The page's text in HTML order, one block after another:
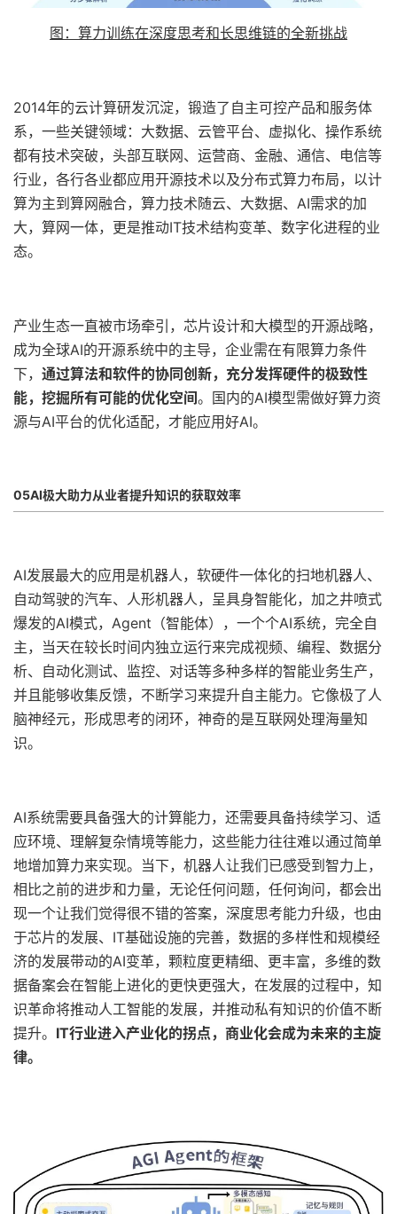
图：算力训练在深度思考和长思维链的全新挑战
2014年的云计算研发沉淀，锻造了自主可控产品和服务体
系，一些关键领域：大数据、云管平台、虚拟化、操作系统
都有技术突破，头部互联网、运营商、金融、通信、电信等
行业，各行各业都应用开源技术以及分布式算力布局，以计
算为主到算网融合，算力技术随云、大数据、AI需求的加
大，算网一体，更是推动IT技术结构变革、数字化进程的业
态。
产业生态一直被市场牵引，芯片设计和大模型的开源战略，
成为全球AI的开源系统中的主导，企业需在有限算力条件
下， 通过算法和软件的协同创新，充分发挥硬件的极致性
能，挖掘所有可能的优化空间。国内的AI模型需做好算力资
源与AI平台的优化适配，才能应用好AI。
05AI极大助力从业者提升知识的获取效率
AI发展最大的应用是机器人，软硬件一体化的扫地机器人、
自动驾驶的汽车、人形机器人，呈具身智能化，加之井喷式
爆发的AI模式，Agent（智能体），一个个AI系统，完全自
主，当天在较长时间内独立运行来完成视频、编程、数据分
析、自动化测试、监控、对话等多种多样的智能业务生产，
并且能够收集反馈，不断学习来提升自主能力。它像极了人
脑神经元，形成思考的闭环，神奇的是互联网处理海量知
识。
AI系统需要具备强大的计算能力，还需要具备持续学习、适
应环境、理解复杂情境等能力，这些能力往往难以通过简单
地增加算力来实现。当下，机器人让我们已感受到智力上，
相比之前的进步和力量，无论任何问题，任何询问，都会出
现一个让我们觉得很不错的答案，深度思考能力升级，也由
于芯片的发展、IT基础设施的完善，数据的多样性和规模经
济的发展带动的AI变革，颗粒度更精细、更丰富，多维的数
据备案会在智能上进化的更快更强大，在发展的过程中，知
识革命将推动人工智能的发展，并推动私有知识的价值不断
提升。 IT行业进入产业化的拐点，商业化会成为未来的主旋
律。